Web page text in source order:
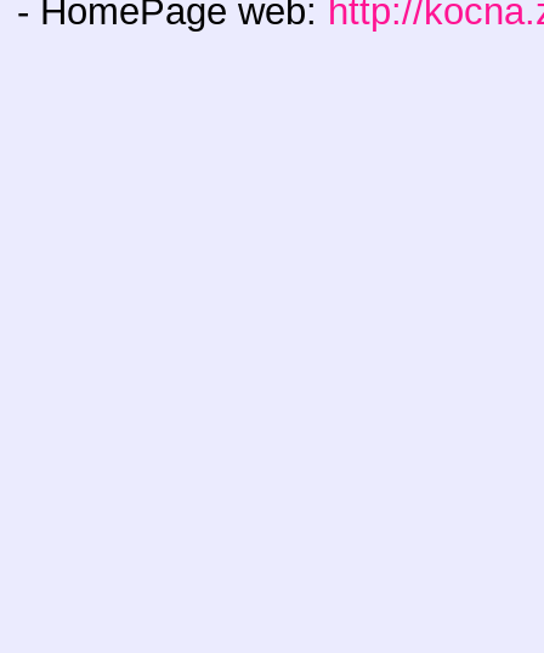
- HomePage web: http://